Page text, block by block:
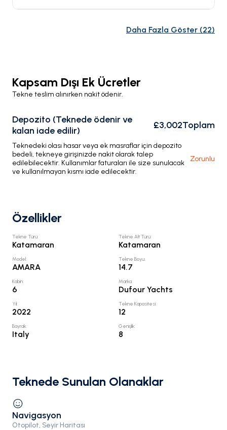
Daha Fazla Göster (22)
Kapsam Dışı Ek Ücretler
Tekne teslim alınırken nakit ödenir.
Depozito (Teknede ödenir ve
kalan iade edilir)
£3,002Toplam
Teknedeki olası hasar veya ek masraflar için depozito
bedeli, tekneye girişinizde nakit olarak talep
edilebilecektir. Kullanımlar faturaları ile size sunulacak
ve kullanılmayan kısmı iade edilecektir.
Zorunlu
Özellikler
Tekne Türü:
Katamaran
Tekne Alt Türü:
Katamaran
Model:
AMARA
Tekne Boyu:
14.7
Kabin:
6
Marka:
Dufour Yachts
Yıl:
2022
Tekne Kapasitesi:
12
Bayrak:
Italy
Genişlik:
8
Teknede Sunulan Olanaklar
Navigasyon
Otopilot, Seyir Haritası